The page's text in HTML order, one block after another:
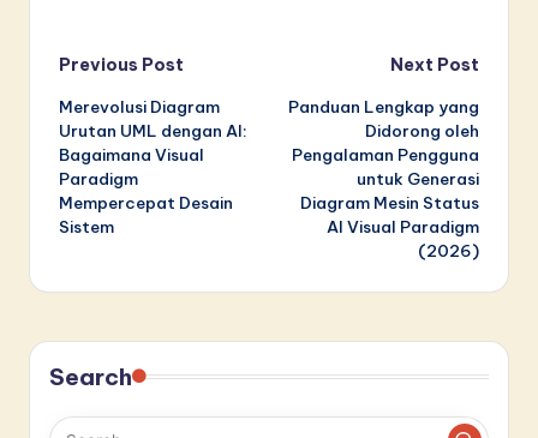
Post
navigation
Previous Post
Merevolusi Diagram
Urutan UML dengan AI:
Bagaimana Visual
Paradigm
Mempercepat Desain
Sistem
Next Post
Panduan Lengkap yang
Didorong oleh
Pengalaman Pengguna
untuk Generasi
Diagram Mesin Status
AI Visual Paradigm
(2026)
Search